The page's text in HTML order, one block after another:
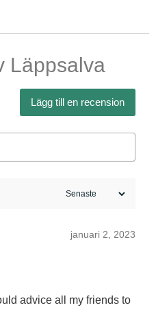
Läppsalva
Lägg till en recension
januari 2, 2023
advice all my friends to